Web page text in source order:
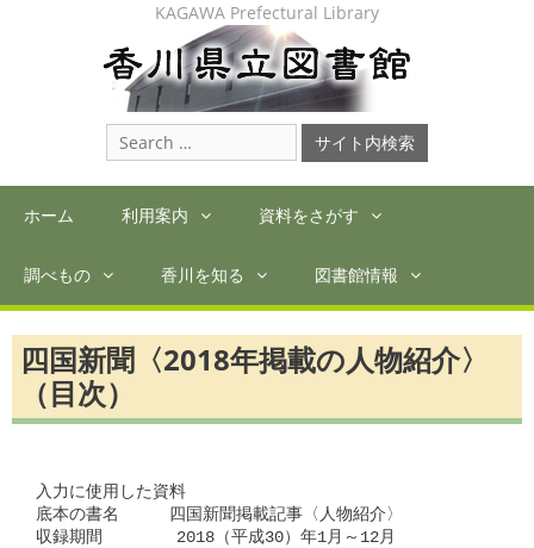
KAGAWA Prefectural Library
Search
for:
ホーム 利用案内 資料をさがす
調べもの 香川を知る 図書館情報
四国新聞〈2018年掲載の人物紹介〉
（目次）
入力に使用した資料
底本の書名　　　四国新聞掲載記事〈人物紹介〉
収録期間　      2018（平成30）年1月～12月